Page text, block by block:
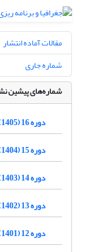
مقالات آماده انتشار
شماره جاری
شماره‌های پیشین
دوره 16 (1405)
دوره 15 (1404)
دوره 14 (1403)
دوره 13 (1402)
دوره 12 (1401)